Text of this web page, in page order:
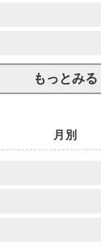
もっとみる
月別